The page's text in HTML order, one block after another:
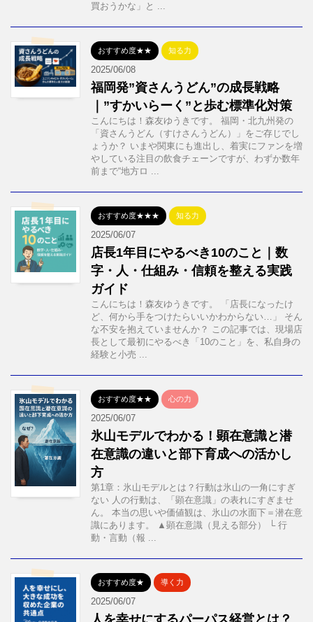
買おうかな」と ...
おすすめ度★★ 知る力
2025/06/08
福岡発”資さんうどん”の成長戦略
｜”すかいらーく”と歩む標準化対策
こんにちは！森友ゆうきです。 福岡・北九州発の
「資さんうどん（すけさんうどん）」をご存じでし
ょうか？ いまや関東にも進出し、着実にファンを増
やしている注目の飲食チェーンですが、わずか数年
前まで“地方ロ ...
おすすめ度★★★ 知る力
2025/06/07
店長1年目にやるべき10のこと｜数
字・人・仕組み・信頼を整える実践
ガイド
こんにちは！森友ゆうきです。 「店長になったけ
ど、何から手をつけたらいいかわからない…」 そん
な不安を抱えていませんか？ この記事では、現場店
長として最初にやるべき「10のこと」を、私自身の
経験と小売 ...
おすすめ度★★ 心の力
2025/06/07
氷山モデルでわかる！顕在意識と潜
在意識の違いと部下育成への活かし
方
第1章：氷山モデルとは？行動は氷山の一角にすぎ
ない 人の行動は、「顕在意識」の表れにすぎませ
ん。 本当の思いや価値観は、氷山の水面下＝潜在意
識にあります。 ▲顕在意識（見える部分） └ 行
動・言動（報 ...
おすすめ度★ 導く力
2025/06/07